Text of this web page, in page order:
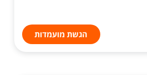
הגשת מועמדות